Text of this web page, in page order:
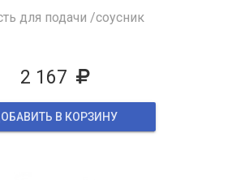
для подачи /соусник
2 167
В КОРЗИНУ